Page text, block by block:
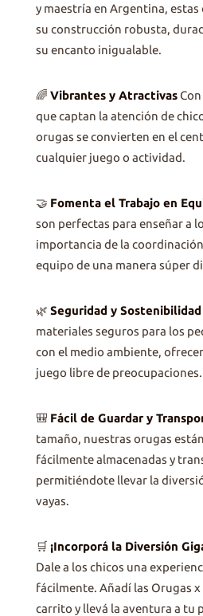
y maestría en Argentina,
su construcción robusta,
su encanto inigualable.
🌈 Vibrantes y AtractivasCon
que captan la atención de
orugas se convierten en el
cualquier juego o actividad.
🤝 Fomenta el Trabajo en
son perfectas para enseñar a
importancia de la
equipo de una manera súper
🌿 Seguridad y Sostenibilidad
materiales seguros para los
con el medio ambiente,
juego libre de preocupaciones.
🎒 Fácil de Guardar y
tamaño, nuestras orugas
fácilmente almacenadas y
permitiéndote llevar la
vayas.
🛒 ¡Incorporá la Diversión
Dale a los chicos una
fácilmente. Añadí las Orugas x
carrito y llevá la aventura a tu